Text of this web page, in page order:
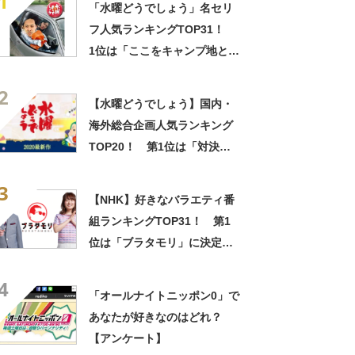
「水曜どうでしょう」名セリ
フ人気ランキングTOP31！
1位は「ここをキャンプ地とす
【水曜どうでしょう】国内・
海外総合企画人気ランキング
TOP20！ 第1位は「対決列
【NHK】好きなバラエティ番
組ランキングTOP31！ 第1
位は「ブラタモリ」に決定！
「オールナイトニッポン0」で
あなたが好きなのはどれ？
【アンケート】